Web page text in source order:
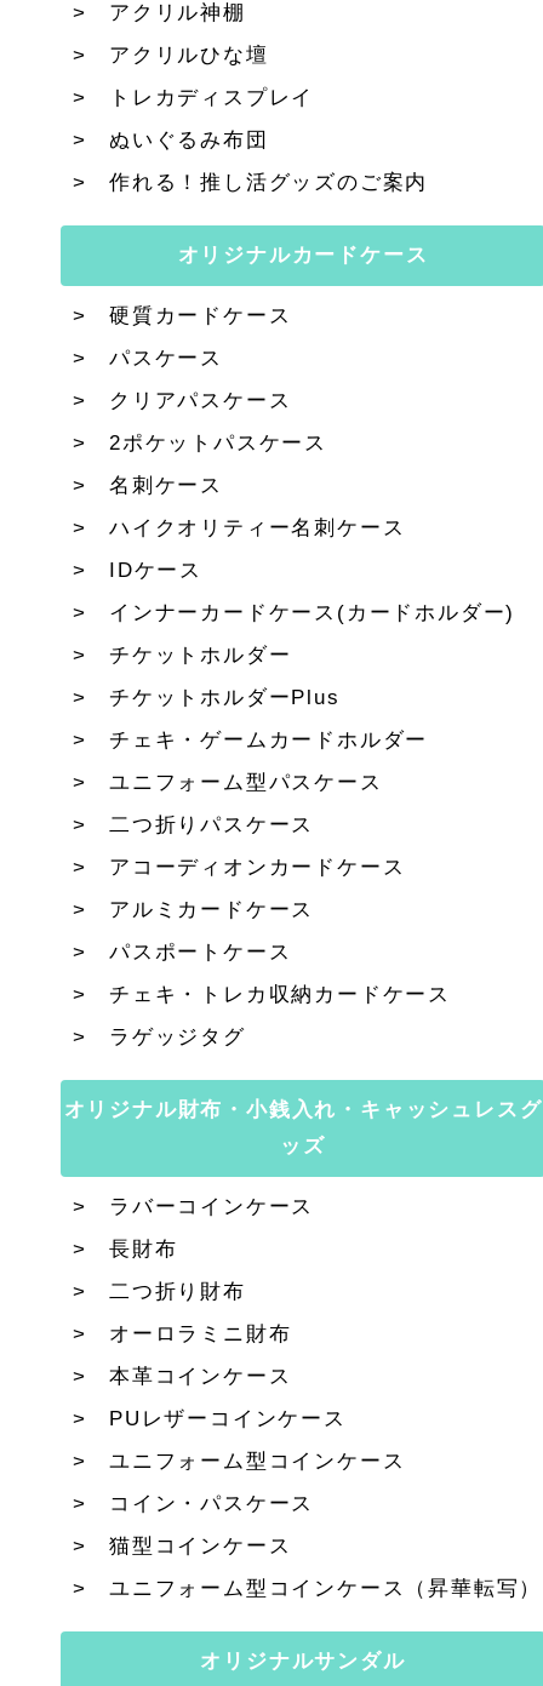
アクリル神棚
アクリルひな壇
トレカディスプレイ
ぬいぐるみ布団
作れる！推し活グッズのご案内
オリジナルカードケース
硬質カードケース
パスケース
クリアパスケース
2ポケットパスケース
名刺ケース
ハイクオリティー名刺ケース
IDケース
インナーカードケース(カードホルダー)
チケットホルダー
チケットホルダーPlus
チェキ・ゲームカードホルダー
ユニフォーム型パスケース
二つ折りパスケース
アコーディオンカードケース
アルミカードケース
パスポートケース
チェキ・トレカ収納カードケース
ラゲッジタグ
オリジナル財布・小銭入れ・キャッシュレスグ
ッズ
ラバーコインケース
長財布
二つ折り財布
オーロラミニ財布
本革コインケース
PUレザーコインケース
ユニフォーム型コインケース
コイン・パスケース
猫型コインケース
ユニフォーム型コインケース（昇華転写）
オリジナルサンダル